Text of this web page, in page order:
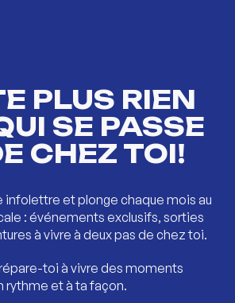
PLUS RIEN
SE PASSE
CHEZ TOI!
et plonge chaque mois au
: événements exclusifs, sorties
à vivre à deux pas de chez toi.
toi à vivre des moments
rythme et à ta façon.